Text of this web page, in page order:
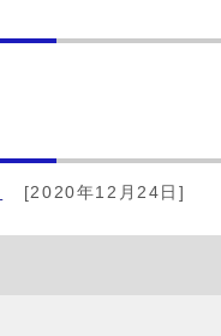
[2020年12月24日]